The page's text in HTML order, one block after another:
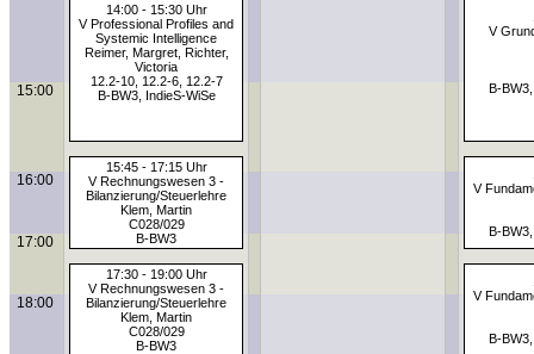
14:00 - 15:30 Uhr
V Professional Profiles and
Systemic Intelligence
Reimer, Margret, Richter,
Victoria
12.2-10, 12.2-6, 12.2-7
B-BW3, IndieS-WiSe
V
B-
15:00
15:45 - 17:15 Uhr
V Rechnungswesen 3 -
Bilanzierung/Steuerlehre
Klem, Martin
C028/029
B-BW3
V
B-
16:00
17:00
17:30 - 19:00 Uhr
V Rechnungswesen 3 -
Bilanzierung/Steuerlehre
Klem, Martin
C028/029
B-BW3
V
B-
18:00